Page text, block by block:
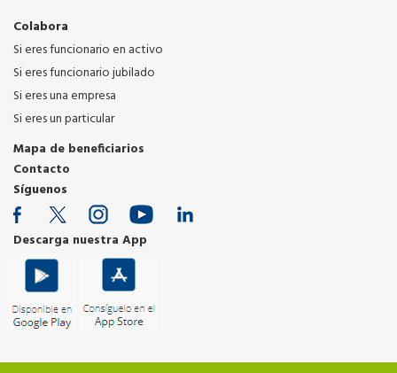
Colabora
Si eres funcionario en activo
Si eres funcionario jubilado
Si eres una empresa
Si eres un particular
Mapa de beneficiarios
Contacto
Síguenos
Descarga nuestra App